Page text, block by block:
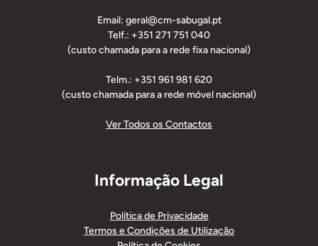
Email: geral@cm-sabugal.pt
Telf.: +351 271 751 040
(custo chamada para a rede fixa nacional)
Telm.: +351 961 981 620
(custo chamada para a rede móvel nacional)
Ver Todos os Contactos
Informação Legal
Política de Privacidade
Termos e Condições de Utilização